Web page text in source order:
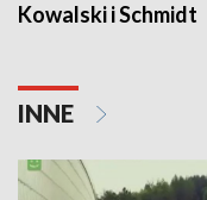
Kowalski i Schmidt
INNE